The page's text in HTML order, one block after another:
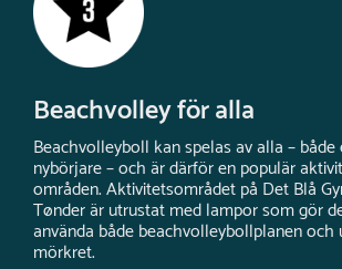
Beachvolley för alla
Beachvolleyboll kan spelas av alla –
nybörjare – och är därför en populär
områden. Aktivitetsområdet på Det Blå
Tønder är utrustat med lampor som gör
använda både beachvolleybollplanen
mörkret.